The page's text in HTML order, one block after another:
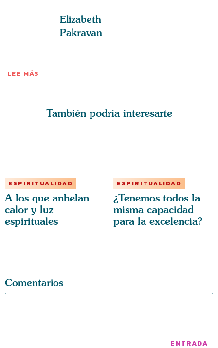
Elizabeth
Pakravan
LEE MÁS
También podría interesarte
ESPIRITUALIDAD
A los que anhelan
calor y luz
espirituales
ESPIRITUALIDAD
¿Tenemos todos la
misma capacidad
para la excelencia?
Comentarios